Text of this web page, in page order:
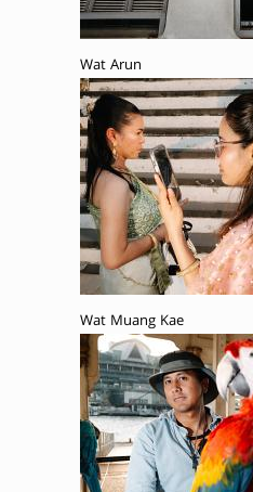
Wat Arun
Wat Muang Kae